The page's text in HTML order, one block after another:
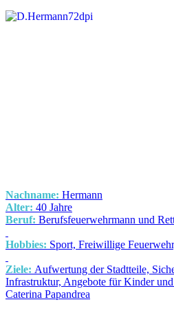
Nachname: Hermann
Alter: 40 Jahre
Beruf: Berufsfeuerwehrmann und
Hobbies: Sport, Freiwillige
Ziele: Aufwertung der Stadtteile,
Infrastruktur, Angebote für Kinder
Caterina Papandrea